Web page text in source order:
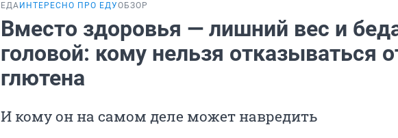
ЕДА ИНТЕРЕСНО ПРО ЕДУОБЗОР
Вместо здоровья — лишний вес и
головой: кому нельзя отказываться
глютена
И кому он на самом деле может навредить